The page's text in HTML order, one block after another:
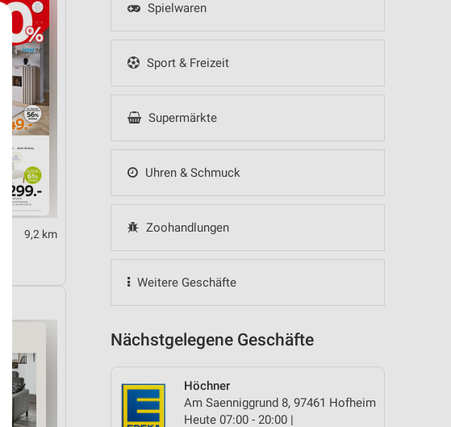
Spielwaren
Sport & Freizeit
Supermärkte
Uhren & Schmuck
Zoohandlungen
Weitere Geschäfte
Nächstgelegene Geschäfte
Höchner
Am Saenniggrund 8, 97461 Hofheim
Heute 07:00 - 20:00 |
9,2 km